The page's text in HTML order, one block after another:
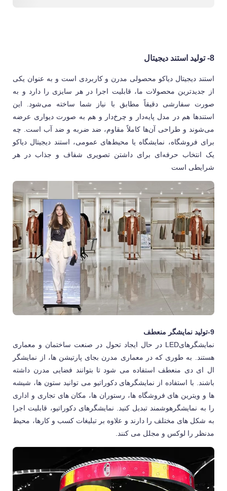
8- تولید استند دیجیتال
استند دیجیتال دیاکو محصولی مدرن و کاربردی است و به عنوان یکی
از جدیدترین محصولات ما، قابلیت اجرا در هر سایزی را دارد و به
صورت سفارشی دقیقاً مطابق با نیاز شما ساخته می‌شود. این
استندها هم در مدل پایه‌دار و چرخ‌دار و هم به صورت دیواری عرضه
می‌شوند و طراحی آن‌ها کاملاً مقاوم، ضد ضربه و ضد آب است. چه
برای فروشگاه، نمایشگاه یا محیط‌های عمومی، استند دیجیتال دیاکو
یک انتخاب حرفه‌ای برای داشتن تصویری شفاف و جذاب در هر
شرایطی است
9-تولید نمایشگر منعطف
نمایشگرهایLED در حال ایجاد تحول در صنعت ساختمان و معماری
هستند. به طوری که در معماری مدرن بجای پارتیشن ها، از نمایشگر
ال ای دی منعطف استفاده می شود تا بتوانند فضایی مدرن داشته
باشند. با استفاده از نمایشگرهای دکوراتیو می توانید ستون ها، شیشه
ها و ویترین های فروشگاه ها، رستوران ها، مکان های تجاری و اداری
را به نمایشگرهوشمند تبدیل کنید. نمایشگرهای دکوراتیو، قابلیت اجرا
به شکل های مختلف را دارند و علاوه بر تبلیغات کسب و کارها، محیط
مدنظر را لوکس و مجلل می کنند.